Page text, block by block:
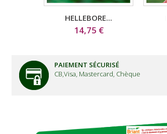
HELLEBORE...
14,75 €
PAIEMENT SÉCURISÉ
CB,Visa, Mastercard, Chèque